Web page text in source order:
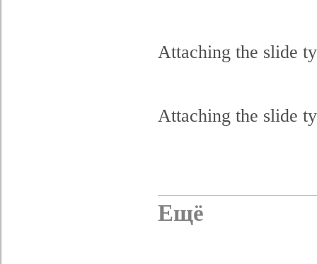
Attaching the slide
Attaching the slide
Ещё